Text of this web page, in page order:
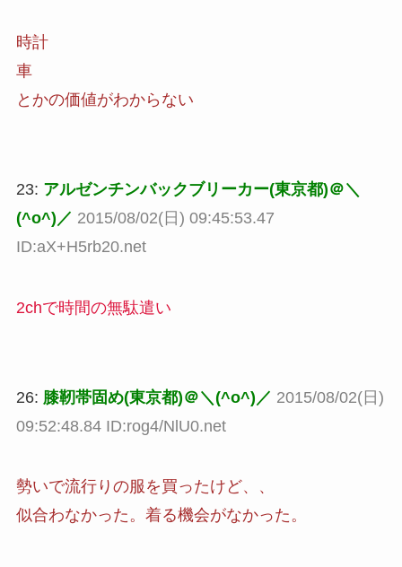
時計
車
とかの価値がわからない
23: アルゼンチンバックブリーカー(東京都)＠＼
(^o^)／ 2015/08/02(日) 09:45:53.47
ID:aX+H5rb20.net
2chで時間の無駄遣い
26: 膝靭帯固め(東京都)＠＼(^o^)／ 2015/08/02(日)
09:52:48.84 ID:rog4/NlU0.net
勢いで流行りの服を買ったけど、、
似合わなかった。着る機会がなかった。